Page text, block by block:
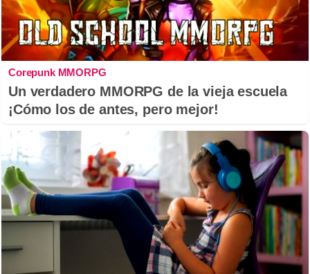
Corepunk MMORPG
Un verdadero MMORPG de la vieja escuela
¡Cómo los de antes, pero mejor!